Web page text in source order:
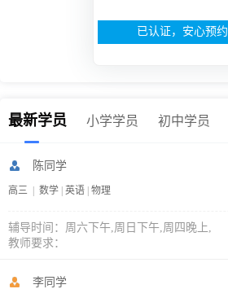
已认证，安心预约
最新学员 小学学员 初中学员
陈同学
高三 数学 英语 物理
辅导时间：周六下午,周日下午,周四晚上,
教师要求：
李同学